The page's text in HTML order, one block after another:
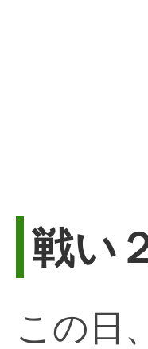
戦い
この日